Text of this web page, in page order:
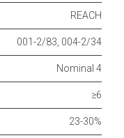
REACH
001-2/83, 004-2/34
Nominal 4
≥6
23-30%